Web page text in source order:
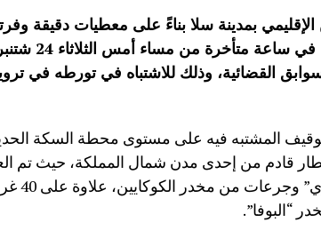
بمدينة سلا بناءً على معطيات دقيقة
العامة لمراقبة
ذوي السوابق القضائية، وذلك للاشتباه في تورطه في
المشتبه فيه على مستوى محطة السكة
قرص
“البوفا”.